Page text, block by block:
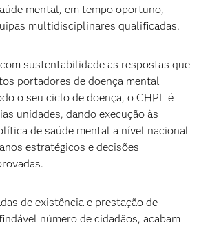
mental, em tempo oportuno,
multidisciplinares qualificadas.
sustentabilidade as respostas que
portadores de doença mental
o seu ciclo de doença, o CHPL é
unidades, dando execução às
de saúde mental a nível nacional
estratégicos e decisões
de existência e prestação de
número de cidadãos, acabam